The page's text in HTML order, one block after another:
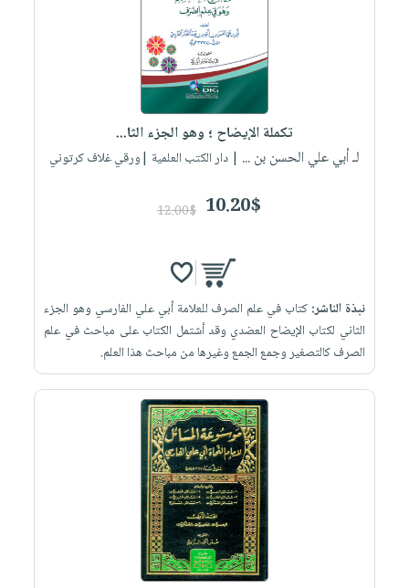
تكملة الإيضاح ؛ وهو الجزء الثا...
لـ أبي علي الحسن بن ... | دار الكتب العلمية |ورقي غلاف كرتوني
10.20$
12.00$
نبذة الناشر:كتاب في علم الصرف للعلامة أبي علي الفارسي وهو الجزء
الثاني لكتاب الإيضاح العضدي وقد أشتمل الكتاب على مباحث في علم
الصرف كالتصغير وجمع الجمع وغيرها من مباحث هذا العلم.